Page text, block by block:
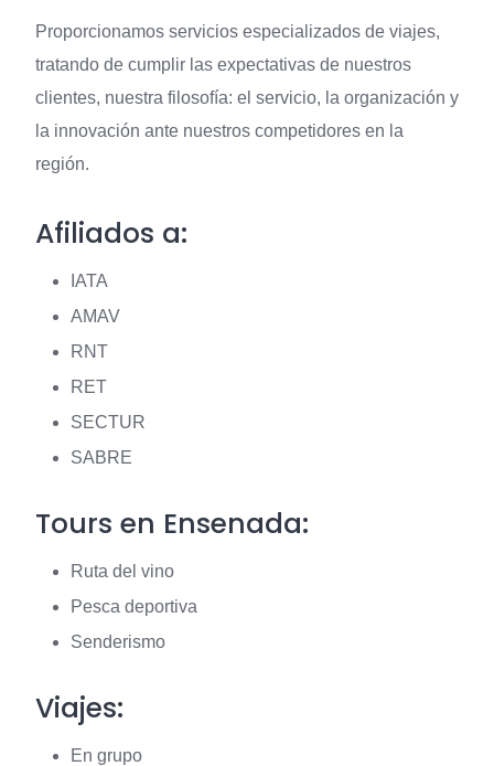
Proporcionamos servicios especializados de viajes,
tratando de cumplir las expectativas de nuestros
clientes, nuestra filosofía: el servicio, la organización y
la innovación ante nuestros competidores en la
región.
Afiliados a:
IATA
AMAV
RNT
RET
SECTUR
SABRE
Tours en Ensenada:
Ruta del vino
Pesca deportiva
Senderismo
Viajes:
En grupo